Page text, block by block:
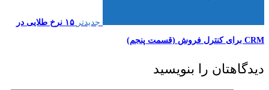
جدیدتر
۱۵ نرخ طلایی در
CRM برای کنترل فروش (قسمت پنجم)
دیدگاهتان را بنویسید